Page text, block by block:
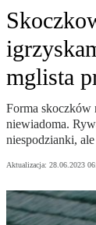
mglista
Forma skoczków
niewiadoma.
niespodzianki,
Aktualizacja: 28.06.2023